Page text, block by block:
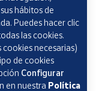
hábitos de
Puedes hacer clic
las cookies.
necesarias)
de cookies
Configurar
en nuestra Política